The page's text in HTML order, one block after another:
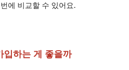
에 비교할 수 있어요.
하는 게 좋을까